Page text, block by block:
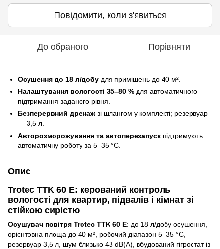
Повідомити, коли з'явиться
До обраного Порівняти
Осушення до 18 л/добу для приміщень до 40 м².
Налаштування вологості 35–80 % для автоматичного
підтримання заданого рівня.
Безперервний дренаж зі шлангом у комплекті; резервуар
— 3,5 л.
Авторозморожування та автоперезапуск підтримують
автоматичну роботу за 5–35 °C.
Опис
Trotec TTK 60 E: керований контроль
вологості для квартир, підвалів і кімнат зі
стійкою сирістю
Осушувач повітря Trotec TTK 60 E: до 18 л/добу осушення,
орієнтовна площа до 40 м², робочий діапазон 5–35 °C,
резервуар 3,5 л, шум близько 43 dB(A), вбудований гігростат із